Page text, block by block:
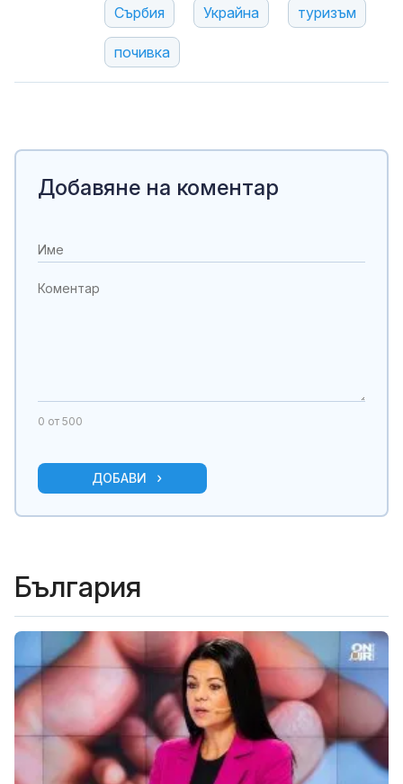
Сърбия Украйна туризъм
почивка
Добавяне на коментар
0 от 500
ДОБАВИ
България